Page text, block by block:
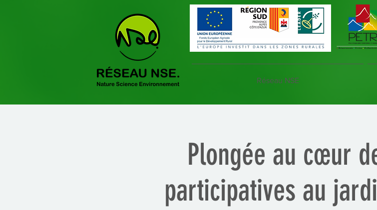
Réseau NSE
Plongée au cœur
participatives au